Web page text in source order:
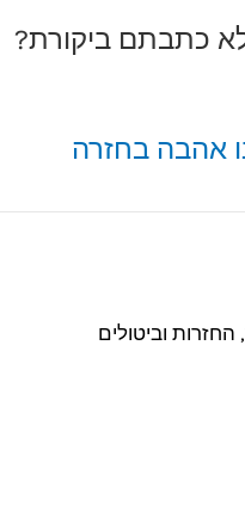
כתבתם ביקורת?
אהבה בחזרה
וביטולים​